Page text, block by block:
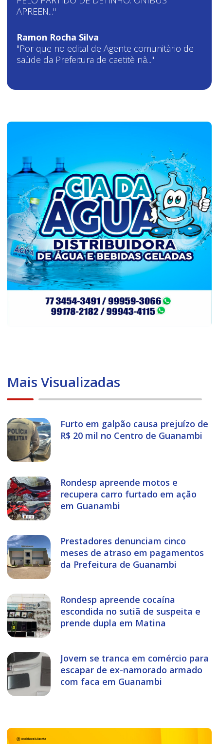
APREEN..."
Ramon Rocha Silva
"Por que no edital de Agente comunitàrio de
saùde da Prefeitura de caetitè nâ..."
Mais Visualizadas
Furto em galpão causa prejuízo de
R$ 20 mil no Centro de Guanambi
Rondesp apreende motos e
recupera carro furtado em ação
em Guanambi
Prestadores denunciam cinco
meses de atraso em pagamentos
da Prefeitura de Guanambi
Rondesp apreende cocaína
escondida no sutiã de suspeita e
prende dupla em Matina
Jovem se tranca em comércio para
escapar de ex-namorado armado
com faca em Guanambi